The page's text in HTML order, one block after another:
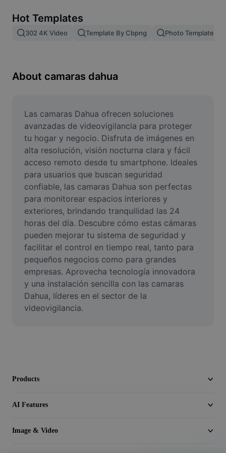
Image merge
Resize Image
Meme Generator
AI Text Remover
AI People Remover
AI Inpainting
Face Cutout
Video
Remove video BG
Enhance quality
Video Editor
Hot Templates
302 4K Video Template By Cbpng Photo Templates
About camaras dahua
Las camaras Dahua ofrecen soluciones
avanzadas de videovigilancia para proteger
tu hogar y negocio. Disfruta de imágenes en
alta resolución, visión nocturna clara y fácil
acceso remoto desde tu smartphone. Ideales
para usuarios que buscan seguridad
confiable, las camaras Dahua son perfectas
para monitorear espacios interiores y
exteriores, brindando tranquilidad las 24
horas del día. Descubre cómo estas cámaras
pueden mejorar tu sistema de seguridad y
facilitar el control en tiempo real, tanto para
pequeños negocios como para grandes
empresas. Aprovecha tecnología innovadora
y una instalación sencilla con las camaras
Dahua, líderes en el sector de la
videovigilancia.
Products
AI Features
Image & Video